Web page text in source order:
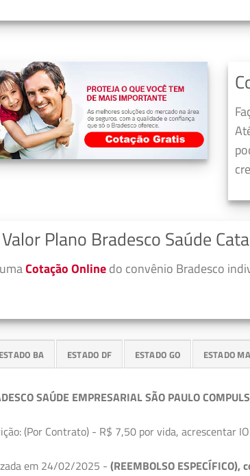
Plano Bradesco Saúde
Cotação Onlinedo convênio Bradesco
ESTADO BA ESTADO DF ESTADO GO ESTADO MA
SAÚDE EMPRESARIAL SÃO PAULO
(Por Contrato) - R$ 7,50 por vida, acrescentar
em 24/02/2025 - (REEMBOLSO